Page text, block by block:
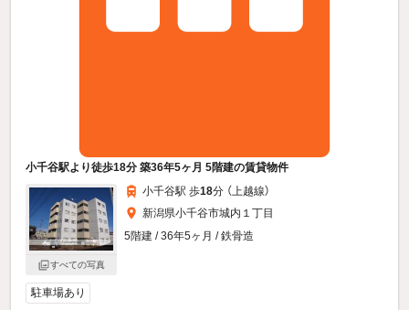
小千谷駅より徒歩18分 築36年5ヶ月 5階建の賃貸物件
すべての写真
小千谷駅 歩18分 （上越線）
新潟県小千谷市城内１丁目
5階建 / 36年5ヶ月 / 鉄骨造
駐車場あり